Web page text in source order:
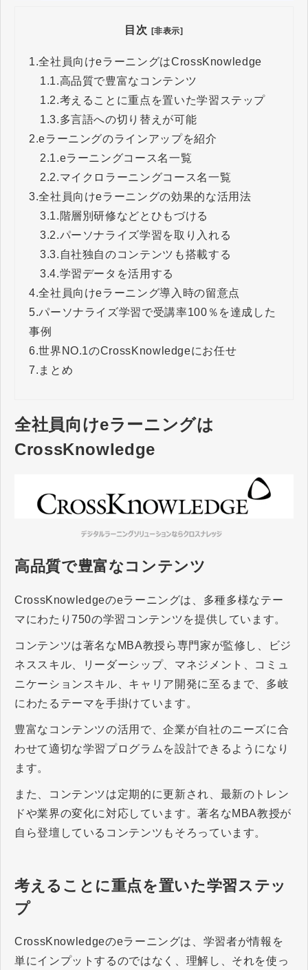
目次 [非表示]
1.全社員向けeラーニングはCrossKnowledge
1.1.高品質で豊富なコンテンツ
1.2.考えることに重点を置いた学習ステップ
1.3.多言語への切り替えが可能
2.eラーニングのラインアップを紹介
2.1.eラーニングコース名一覧
2.2.マイクロラーニングコース名一覧
3.全社員向けeラーニングの効果的な活用法
3.1. 階層別研修などとひもづける
3.2.パーソナライズ学習を取り入れる
3.3. 自社独自のコンテンツも搭載する
3.4.学習データを活用する
4.全社員向けeラーニング導入時の留意点
5.パーソナライズ学習で受講率100％を達成した
事例
6.世界NO.1のCrossKnowledgeにお任せ
7. まとめ
全社員向けeラーニングは
CrossKnowledge
高品質で豊富なコンテンツ
CrossKnowledgeのeラーニングは、多種多様なテー
マにわたり750の学習コンテンツを提供しています。
コンテンツは著名なMBA教授ら専門家が監修し、ビジ
ネススキル、リーダーシップ、マネジメント、コミュ
ニケーションスキル、キャリア開発に至るまで、多岐
にわたるテーマを手掛けています。
豊富なコンテンツの活用で、企業が自社のニーズに合
わせて適切な学習プログラムを設計できるようになり
ます。
また、コンテンツは定期的に更新され、最新のトレン
ドや業界の変化に対応しています。著名なMBA教授が
自ら登壇しているコンテンツもそろっています。
考えることに重点を置いた学習ステッ
プ
CrossKnowledgeのeラーニングは、学習者が情報を
単にインプットするのではなく、理解し、それを使っ